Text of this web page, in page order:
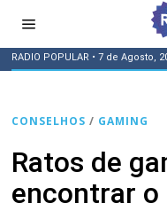
RADIO POPULAR • 7 de Agosto,
CONSELHOS / GAMING
Ratos de
encontrar o